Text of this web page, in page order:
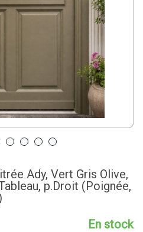
Ady, Vert Gris Olive,
p.Droit (Poignée,
En stock